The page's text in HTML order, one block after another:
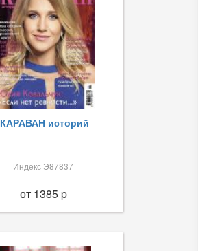
КАРАВАН историй
Индекс Э87837
от 1385 p